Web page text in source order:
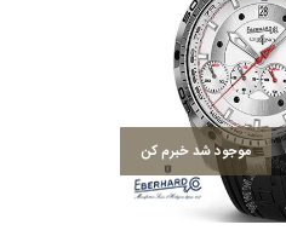
موجود شد خبرم کن